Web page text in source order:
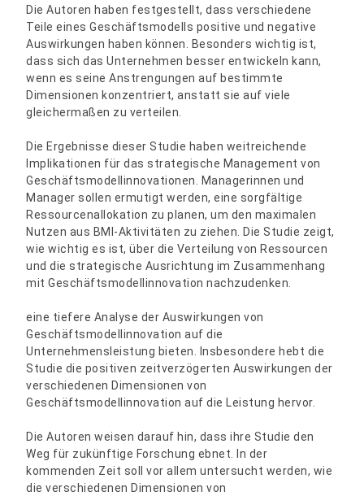
Die Autoren haben festgestellt, dass verschiedene
Teile eines Geschäftsmodells positive und negative
Auswirkungen haben können. Besonders wichtig ist,
dass sich das Unternehmen besser entwickeln kann,
wenn es seine Anstrengungen auf bestimmte
Dimensionen konzentriert, anstatt sie auf viele
gleichermaßen zu verteilen.
Die Ergebnisse dieser Studie haben weitreichende
Implikationen für das strategische Management von
Geschäftsmodellinnovationen. Managerinnen und
Manager sollen ermutigt werden, eine sorgfältige
Ressourcenallokation zu planen, um den maximalen
Nutzen aus BMI-Aktivitäten zu ziehen. Die Studie zeigt,
wie wichtig es ist, über die Verteilung von Ressourcen
und die strategische Ausrichtung im Zusammenhang
mit Geschäftsmodellinnovation nachzudenken.
eine tiefere Analyse der Auswirkungen von
Geschäftsmodellinnovation auf die
Unternehmensleistung bieten. Insbesondere hebt die
Studie die positiven zeitverzögerten Auswirkungen der
verschiedenen Dimensionen von
Geschäftsmodellinnovation auf die Leistung hervor.
Die Autoren weisen darauf hin, dass ihre Studie den
Weg für zukünftige Forschung ebnet. In der
kommenden Zeit soll vor allem untersucht werden, wie
die verschiedenen Dimensionen von